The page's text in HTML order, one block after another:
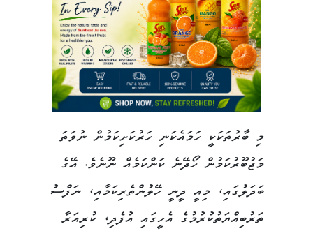
މި ބާރުތަކަކީ ހަމައެކަނި ހަރުކަށިކަމުން ނުވަތަ
މަޖުބޫރުކަމުން ހޯދޭނެ ކަންކަމެއް ނޫނެވެ. އޭގެ
ބަދަލުގައި، މިއީ ދީނީ ހޭލުންތެރިކަމާއި، ނަފްސު
ތަރުބިއްޔަތުކުރުމުގެ އެހީގައި އުފެދި، ކުރިއަރާ